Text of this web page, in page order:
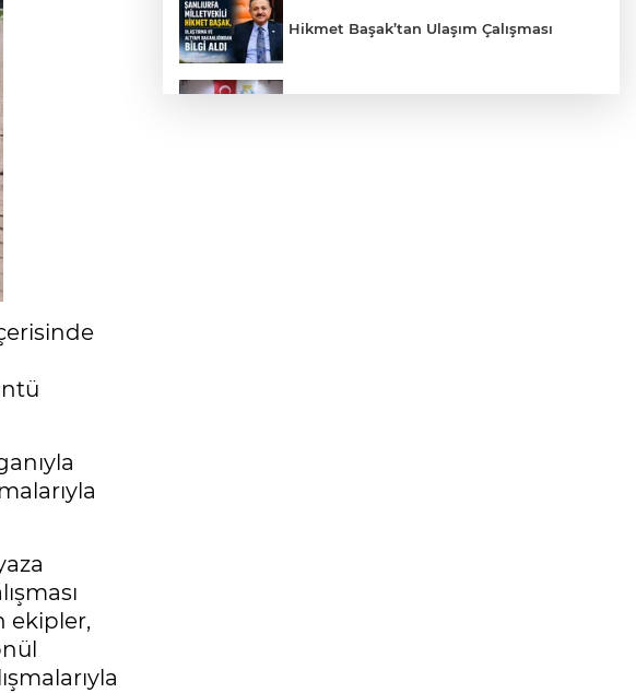
ekipler,
Hikmet Başak’tan Ulaşım Çalışması